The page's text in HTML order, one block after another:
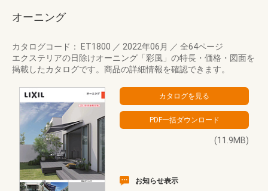
オーニング
カタログコード： ET1800 ／ 2022年06月 ／ 全64ページ
エクステリアの日除けオーニング「彩風」の特長・価格・図面を
掲載したカタログです。商品の詳細情報を確認できます。
(11.9MB)
お知らせ表示